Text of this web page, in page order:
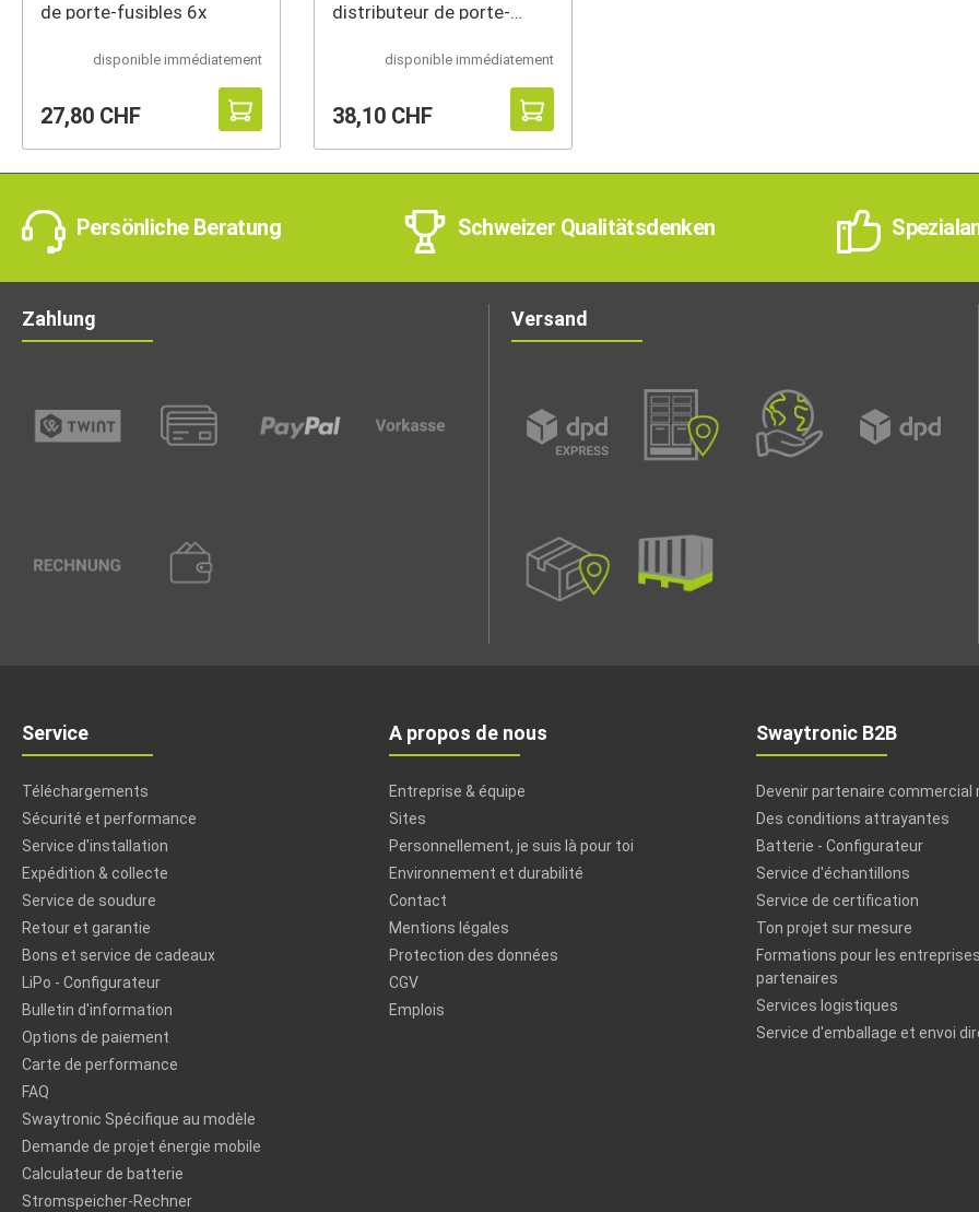
de porte-fusibles 6x
disponible immédiatement
27,80 CHF
distributeur de porte-
disponible immédiatement
38,10 CHF
Persönliche Beratung Schweizer Qualitätsdenken
Zahlung Versand
Service
Téléchargements
Sécurité et performance
Service d'installation
Expédition & collecte
Service de soudure
Retour et garantie
Bons et service de cadeaux
LiPo - Configurateur
Bulletin d'information
Options de paiement
Carte de performance
FAQ
Swaytronic Spécifique au modèle
Demande de projet énergie mobile
Calculateur de batterie
Stromspeicher-Rechner
A propos de nous
Entreprise & équipe
Sites
Personnellement, je suis là pour toi
Environnement et durabilité
Contact
Mentions légales
Protection des données
CGV
Emplois
Swaytronic B2B
Devenir partenaire
Des conditions attrayantes
Batterie - Configurateur
Service d'échantillons
Service de certification
Ton projet sur mesure
Formations pour les
partenaires
Services logistiques
Service d'emballage et envoi